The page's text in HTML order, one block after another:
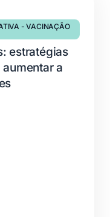
-VACINAÇÃO
estratégias
a